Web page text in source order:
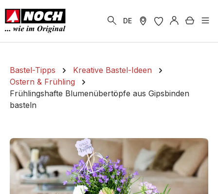
springen
DE
Bastel-Tipps
Kreative Bastel-Ideen
Ostern & Frühling
Frühlingshafte Blumenübertöpfe aus Gipsbinden
basteln